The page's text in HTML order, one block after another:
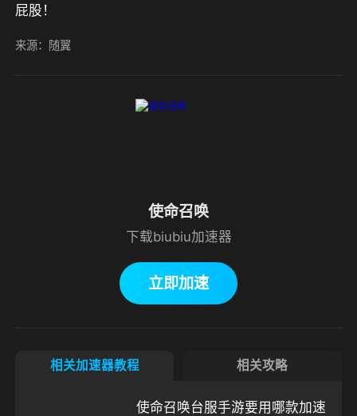
屁股！
来源：随翼
使命召唤
下载biubiu加速器
立即加速
相关加速器教程 相关攻略
使命召唤台服手游要用哪款加速